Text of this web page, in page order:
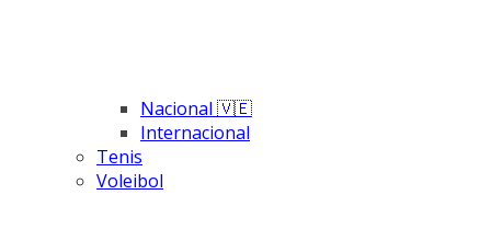
Nacional 🇻🇪
Internacional
Tenis
Voleibol